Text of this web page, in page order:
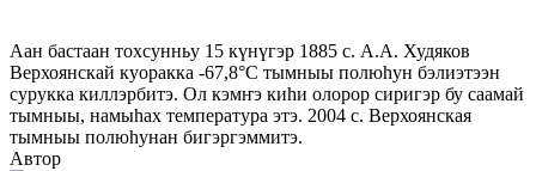
Аан бастаан тохсунньу 15 күнүгэр 1885 с. А.А. Худяков
Верхоянскай куоракка -67,8°C тымныы полюhун бэлиэтээн
сурукка киллэрбитэ. Ол кэмҥэ киhи олорор сиригэр бу саамай
тымныы, намыhах температура этэ. 2004 с. Верхоянская
тымныы полюhунан бигэргэммитэ.
Автор